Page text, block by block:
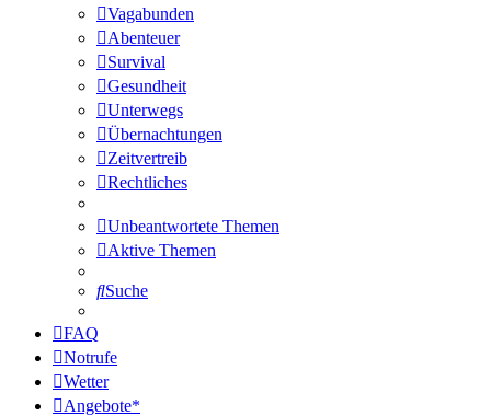
Vagabunden
Abenteuer
Survival
Gesundheit
Unterwegs
Übernachtungen
Zeitvertreib
Rechtliches
Unbeantwortete Themen
Aktive Themen
Suche
FAQ
Notrufe
Wetter
Angebote*